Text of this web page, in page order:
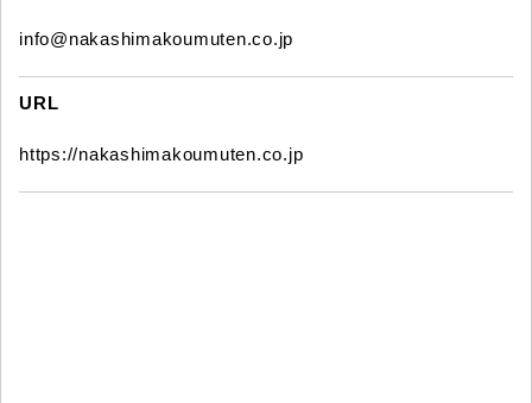
info@nakashimakoumuten.co.jp
URL
https://nakashimakoumuten.co.jp